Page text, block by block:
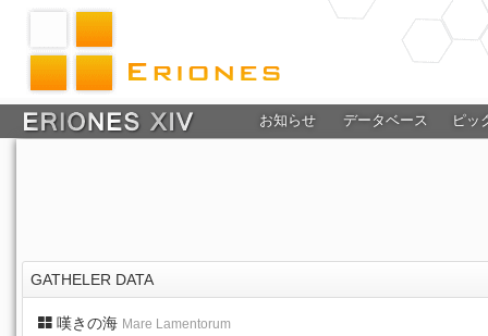
お知らせ データベース ピッ
GATHELER DATA
嘆きの海 Mare Lamentorum